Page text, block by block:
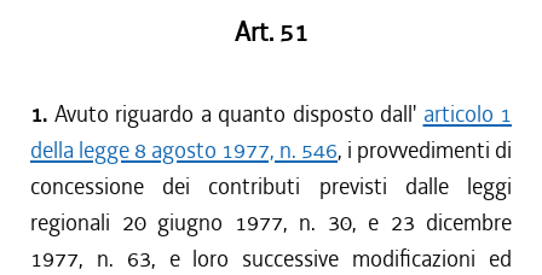
Art. 51
1. Avuto riguardo a quanto disposto dall' articolo 1
della legge 8 agosto 1977, n. 546, i provvedimenti di
concessione dei contributi previsti dalle leggi
regionali 20 giugno 1977, n. 30, e 23 dicembre
1977, n. 63, e loro successive modificazioni ed